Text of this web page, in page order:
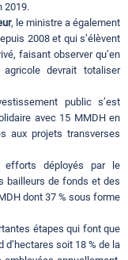
2019.
, le ministre a également
2008 et qui s’élèvent
faisant observer qu’en
devrait totaliser
public s’est
avec 15 MMDH en
aux projets transverses
déployés par le
bailleurs de fonds et des
dont 37 % sous forme
étapes qui font que
d’hectares soit 18 % de la